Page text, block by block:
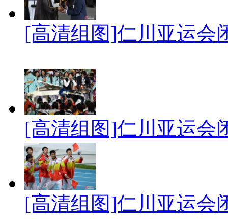
[高清组图]仁川亚运会
[高清组图]仁川亚运会
[高清组图]仁川亚运会